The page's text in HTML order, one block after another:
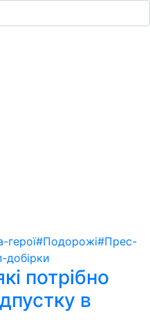
герої#Подорожі#Прес-
добірки
потрібно
в